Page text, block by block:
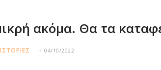
ακόμα. Θα τα
04/10/2022